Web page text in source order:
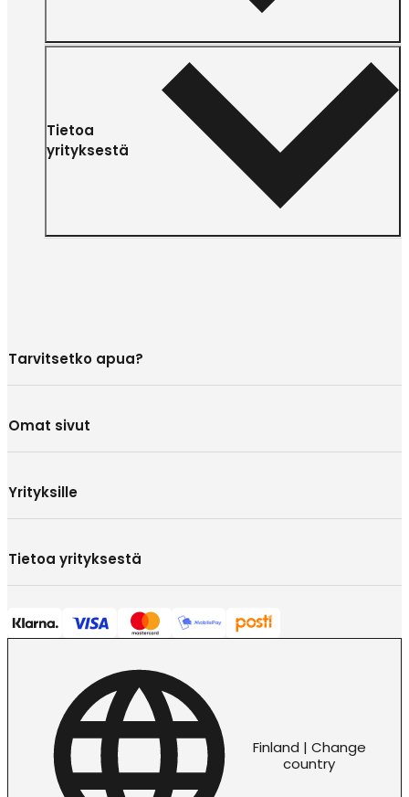
Tietoa
yrityksestä
Tarvitsetko apua?
Omat sivut
Yrityksille
Tietoa yrityksestä
Finland | Change
country